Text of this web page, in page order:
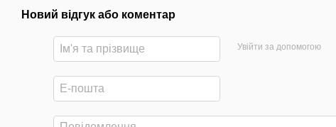
Новий відгук або коментар
Увійти за допомогою